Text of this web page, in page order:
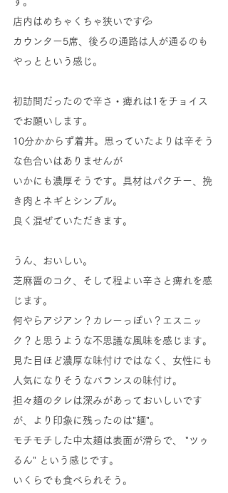
店内はめちゃくちゃ狭いです💦
カウンター5席、後ろの通路は人が通るのも
やっとという感じ。
初訪問だったので辛さ・痺れは1をチョイス
でお願いします。
10分かからず着丼。思っていたよりは辛そう
な色合いはありませんが
いかにも濃厚そうです。具材はパクチー、挽
き肉とネギとシンプル。
良く混ぜていただきます。
うん、おいしい。
芝麻醤のコク、そして程よい辛さと痺れを感
じます。
何やらアジアン？カレーっぽい？エスニッ
ク？と思うような不思議な風味を感じます。
見た目ほど濃厚な味付けではなく、女性にも
人気になりそうなバランスの味付け。
担々麺のタレは深みがあっておいしいです
が、より印象に残ったのは"麺"。
モチモチした中太麺は表面が滑らで、 "ツゥ
るん" という感じです。
いくらでも食べられそう。